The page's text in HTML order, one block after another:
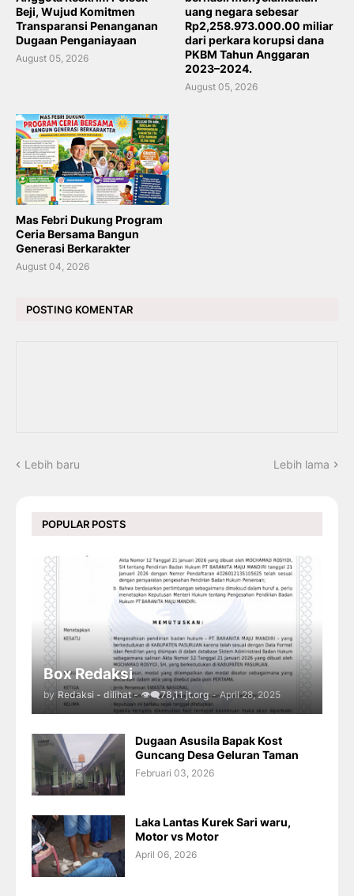
Beji, Wujud Komitmen
Transparansi Penanganan
Dugaan Penganiayaan
August 05, 2026
uang negara sebesar
Rp2,258.973.000.00 miliar
dari perkara korupsi dana
PKBM Tahun Anggaran
2023–2024.
August 05, 2026
Mas Febri Dukung Program
Ceria Bersama Bangun
Generasi Berkarakter
August 04, 2026
POSTING KOMENTAR
Lebih baru Lebih lama
POPULAR POSTS
Box Redaksi
by Redaksi - dilihat - 👁️‍🗨️78,11 jt.org - April 28, 2025
Dugaan Asusila Bapak Kost
Guncang Desa Geluran Taman
Februari 03, 2026
Laka Lantas Kurek Sari waru,
Motor vs Motor
April 06, 2026